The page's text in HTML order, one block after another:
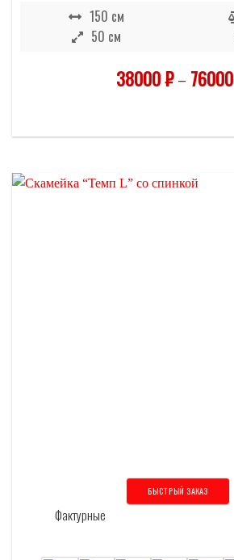
150 см
50 см
38000₽– 76000
БЫСТРЫЙ ЗАКАЗ